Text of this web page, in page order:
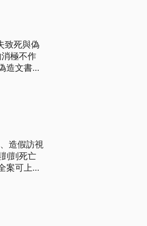
致死與偽
極不作
造文書部
造假訪視
剴死亡
案可上